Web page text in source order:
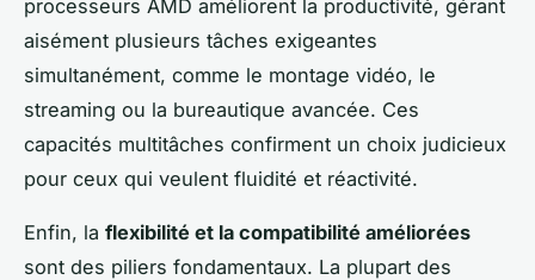
processeurs AMD améliorent la productivité, gérant
aisément plusieurs tâches exigeantes
simultanément, comme le montage vidéo, le
streaming ou la bureautique avancée. Ces
capacités multitâches confirment un choix judicieux
pour ceux qui veulent fluidité et réactivité.
Enfin, la flexibilité et la compatibilité améliorées
sont des piliers fondamentaux. La plupart des